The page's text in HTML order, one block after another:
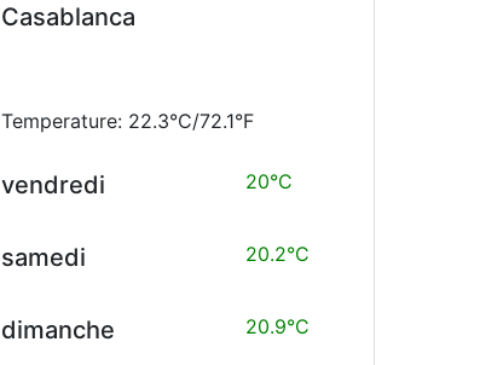
Casablanca
Temperature: 22.3°C/72.1°F
vendredi 20°C
samedi 20.2°C
dimanche 20.9°C